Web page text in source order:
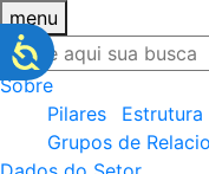
menu
Sobre
Pilares
Estrutura
Grupos de